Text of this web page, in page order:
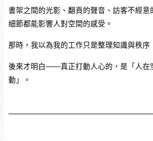
書架之間的光影、翻頁的聲音、訪客不經
細節都能影響人對空間的感受。
那時，我以為我的工作只是整理知識與秩序
後來才明白——真正打動人心的，是「人在
動」。